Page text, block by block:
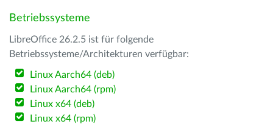
Betriebssysteme
LibreOffice 26.2.5 ist für folgende
Betriebssysteme/Architekturen verfügbar:
Linux Aarch64 (deb)
Linux Aarch64 (rpm)
Linux x64 (deb)
Linux x64 (rpm)